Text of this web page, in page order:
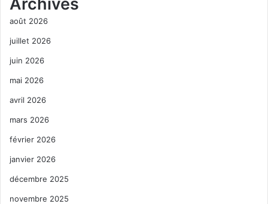
août 2026
juillet 2026
juin 2026
mai 2026
avril 2026
mars 2026
février 2026
janvier 2026
décembre 2025
novembre 2025